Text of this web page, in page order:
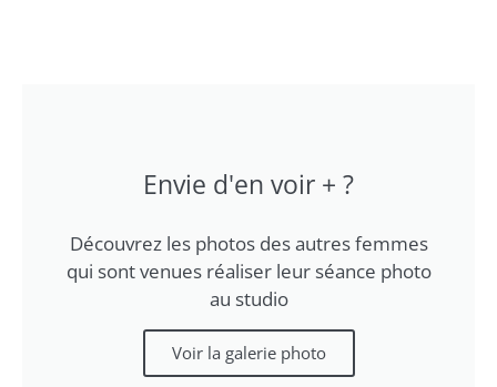
Envie d'en voir + ?
Découvrez les photos des autres femmes
qui sont venues réaliser leur séance photo
au studio
Voir la galerie photo